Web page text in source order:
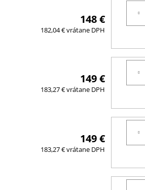
148 €
182,04 € vrátane DPH
149 €
183,27 € vrátane DPH
149 €
183,27 € vrátane DPH